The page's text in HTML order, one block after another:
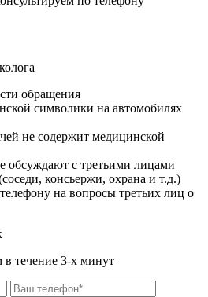
обращения
символики на автомобилях
не содержит медицинской
обсуждают с третьими лицами
консьержи, охрана и т.д.)
на вопросы третьих лиц о
в течение 3-х минут